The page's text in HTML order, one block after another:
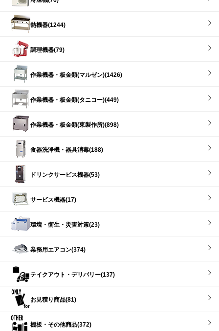
熱機器(1244)
調理機器(79)
作業機器・板金類(マルゼン)(1426)
作業機器・板金類(タニコー)(449)
作業機器・板金類(東製作所)(898)
食器洗浄機・器具消毒(188)
ドリンクサービス機器(53)
サービス機器(17)
環境・衛生・災害対策(23)
業務用エアコン(374)
テイクアウト・デリバリー(137)
お見積り商品(81)
棚板・その他商品(372)